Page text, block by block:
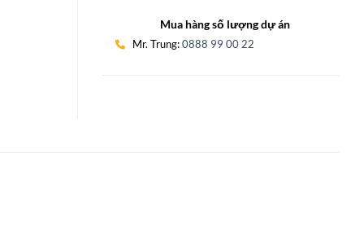
Mua hàng số lượng dự án
Mr. Trung:0888 99 00 22